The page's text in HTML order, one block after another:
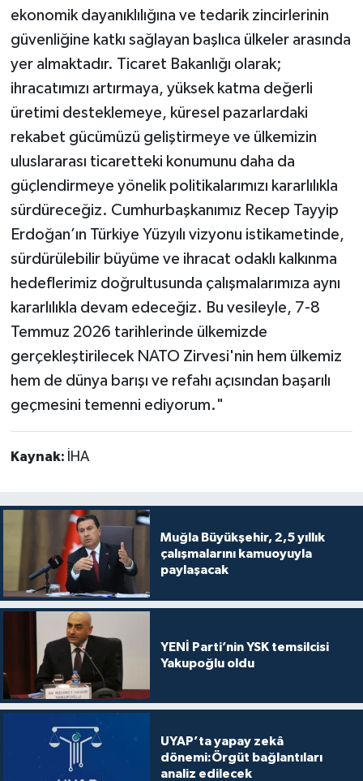
ekonomik dayanıklılığına ve tedarik zincirlerinin
güvenliğine katkı sağlayan başlıca ülkeler arasında
yer almaktadır. Ticaret Bakanlığı olarak;
ihracatımızı artırmaya, yüksek katma değerli
üretimi desteklemeye, küresel pazarlardaki
rekabet gücümüzü geliştirmeye ve ülkemizin
uluslararası ticaretteki konumunu daha da
güçlendirmeye yönelik politikalarımızı kararlılıkla
sürdüreceğiz. Cumhurbaşkanımız Recep Tayyip
Erdoğan’ın Türkiye Yüzyılı vizyonu istikametinde,
sürdürülebilir büyüme ve ihracat odaklı kalkınma
hedeflerimiz doğrultusunda çalışmalarımıza aynı
kararlılıkla devam edeceğiz. Bu vesileyle, 7-8
Temmuz 2026 tarihlerinde ülkemizde
gerçekleştirilecek NATO Zirvesi'nin hem ülkemiz
hem de dünya barışı ve refahı açısından başarılı
geçmesini temenni ediyorum."
Kaynak: İHA
Muğla Büyükşehir, 2,5 yıllık
çalışmalarını kamuoyuyla
paylaşacak
YENİ Parti’nin YSK temsilcisi
Yakupoğlu oldu
UYAP’ta yapay zekâ
dönemi:Örgüt bağlantıları
analiz edilecek